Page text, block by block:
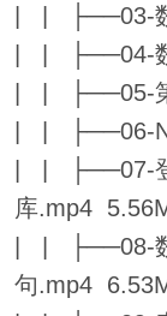
| | ├──03-
| | ├──04-
| | ├──05-
| | ├──06-
| | ├──07-
库.mp4
| | ├──08-
句.mp4